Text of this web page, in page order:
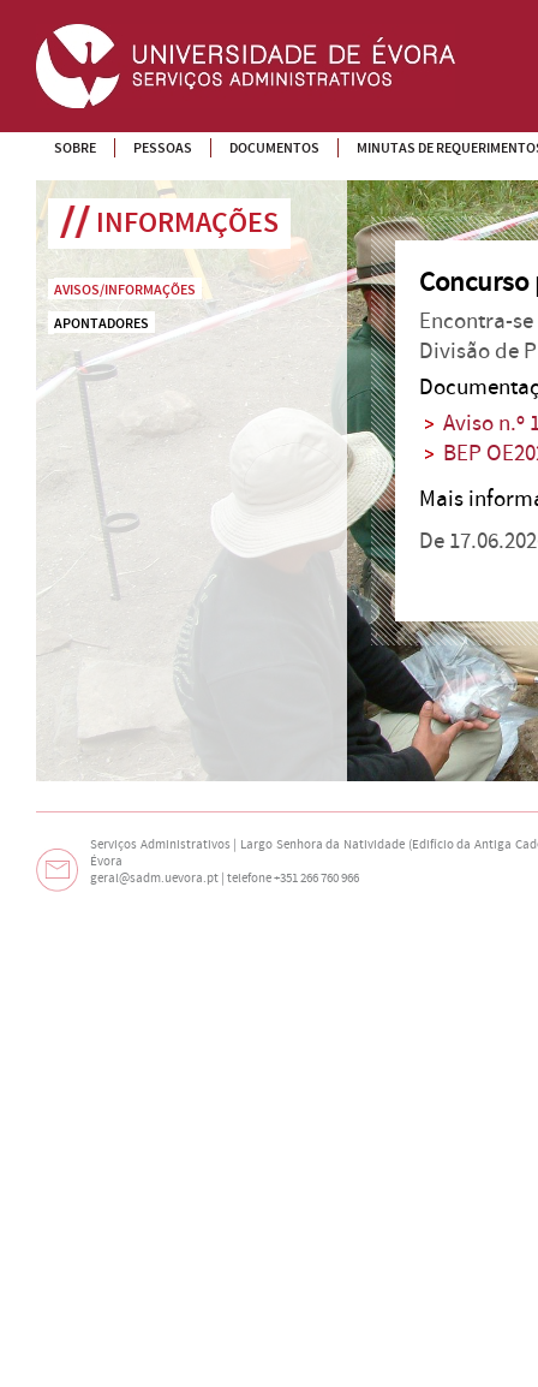
SOBRE PESSOAS DOCUMENTOS MINUTAS DE
INFORMAÇÕES
AVISOS/INFORMAÇÕES
APONTADORES
Concurso
Encontra-
Divisão de
Aviso n.º
BEP
Mais
De
Serviços Administrativos | Largo Senhora da Natividade (Edifício da Antiga
Évora
geral@sadm.uevora.pt | telefone +351 266 760 966